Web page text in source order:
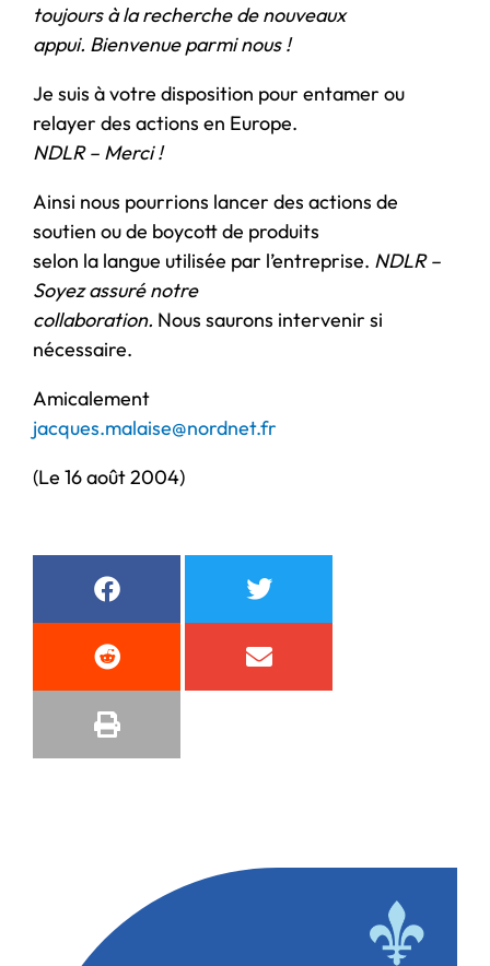
toujours à la recherche de nouveaux
appui. Bienvenue parmi nous !
Je suis à votre disposition pour entamer ou
relayer des actions en Europe.
NDLR – Merci !
Ainsi nous pourrions lancer des actions de
soutien ou de boycott de produits
selon la langue utilisée par l’entreprise. NDLR –
Soyez assuré notre
collaboration. Nous saurons intervenir si
nécessaire.
Amicalement
jacques.malaise@nordnet.fr
(Le 16 août 2004)